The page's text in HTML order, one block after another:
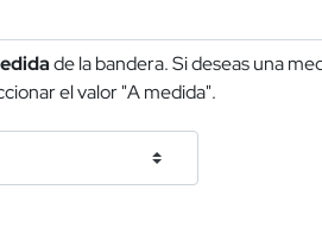
de la bandera. Si deseas una
el valor "A medida".